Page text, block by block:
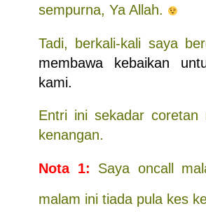
sempurna, Ya Allah.
Tadi, berkali-kali saya
membawa kebaikan
kami.
Entri ini sekadar
kenangan.
Nota 1: Saya oncall
malam ini tiada pula kes